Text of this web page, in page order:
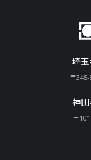
埼玉
〒
神田
〒